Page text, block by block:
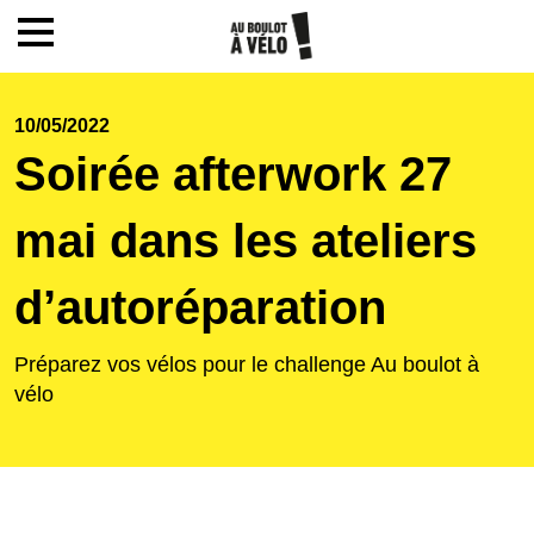
Accueil
Le challenge
10/05/2022
Soirée afterwork 27
mai dans les ateliers
d’autoréparation
Préparez vos vélos pour le challenge Au boulot à
vélo